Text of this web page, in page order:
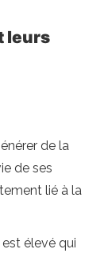
leurs
de la
de ses
lié à la
élevé qui